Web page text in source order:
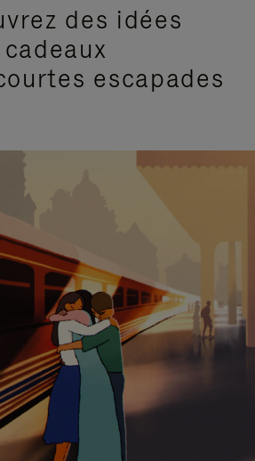
des idées
cadeaux
escapades